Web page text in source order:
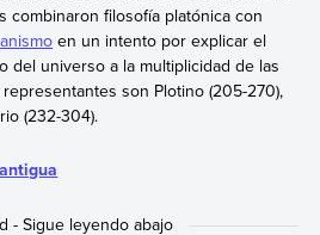
combinaron filosofía platónica con
en un intento por explicar el
del universo a la multiplicidad de las
son Plotino (205-270),
(232-304).